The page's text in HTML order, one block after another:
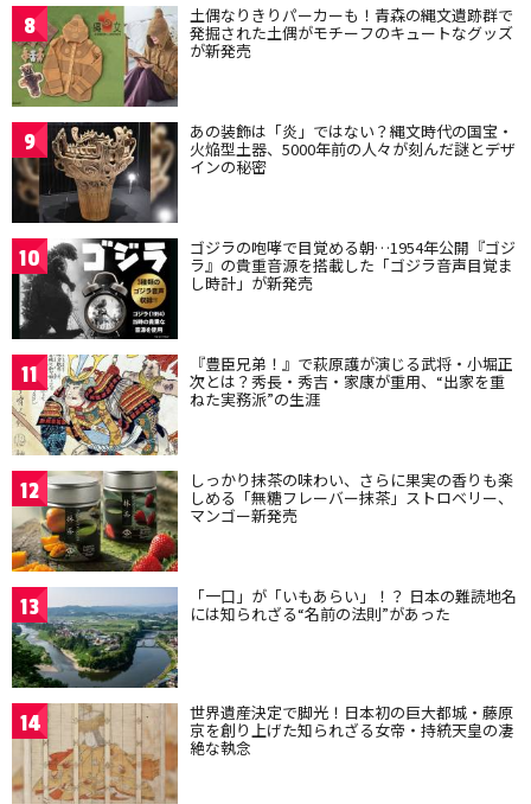
8 土偶なりきりパーカーも！青森の縄文遺跡群で
発掘された土偶がモチーフのキュートなグッズ
が新発売
9 あの装飾は「炎」ではない？縄文時代の国宝・
火焔型土器、5000年前の人々が刻んだ謎とデザ
インの秘密
10 ゴジラの咆哮で目覚める朝…1954年公開『ゴジ
ラ』の貴重音源を搭載した「ゴジラ音声目覚ま
し時計」が新発売
11 『豊臣兄弟！』で萩原護が演じる武将・小堀正
次とは？秀長・秀吉・家康が重用、“出家を重
ねた実務派”の生涯
12 しっかり抹茶の味わい、さらに果実の香りも楽
しめる「無糖フレーバー抹茶」ストロベリー、
マンゴー新発売
13 「一口」が「いもあらい」！？ 日本の難読地名
には知られざる“名前の法則”があった
14 世界遺産決定で脚光！日本初の巨大都城・藤原
京を創り上げた知られざる女帝・持統天皇の凄
絶な執念